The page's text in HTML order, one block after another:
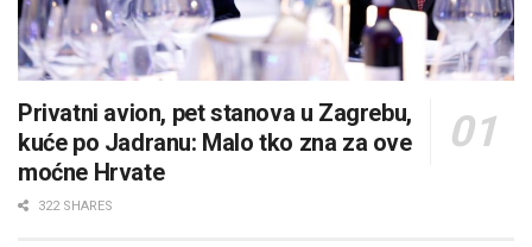
Privatni avion, pet stanova u Zagrebu,
kuće po Jadranu: Malo tko zna za ove
moćne Hrvate
322 SHARES